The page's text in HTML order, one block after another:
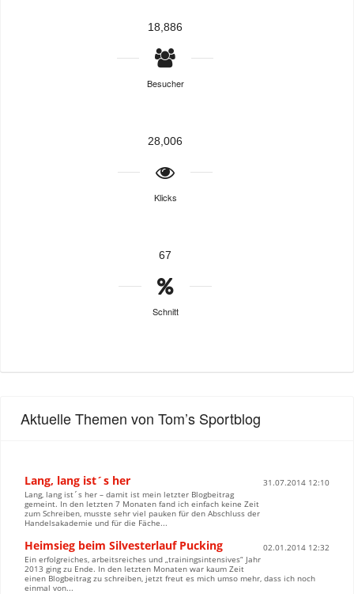
18,886
Besucher
28,006
Klicks
67
Schnitt
Aktuelle Themen von Tom’s Sportblog
Lang, lang ist´s her
31.07.2014 12:10
Lang, lang ist´s her – damit ist mein letzter Blogbeitrag
gemeint. In den letzten 7 Monaten fand ich einfach keine Zeit
zum Schreiben, musste sehr viel pauken für den Abschluss der
Handelsakademie und für die Fäche...
Heimsieg beim Silvesterlauf Pucking
02.01.2014 12:32
Ein erfolgreiches, arbeitsreiches und „trainingsintensives“ Jahr
2013 ging zu Ende. In den letzten Monaten war kaum Zeit
einen Blogbeitrag zu schreiben, jetzt freut es mich umso mehr, dass ich noch
einmal von...